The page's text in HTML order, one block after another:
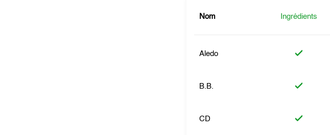
Nom Ingrédients
Aledo
B.B.
CD